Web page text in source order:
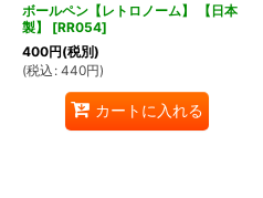
ボールペン【レトロノーム】 【日本
製】
[RR054]
400円(税別)
(税込 : 440円)
カートに入れる